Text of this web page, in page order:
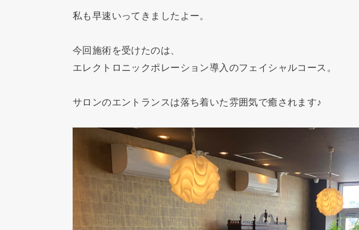
私も早速いってきましたよー。
今回施術を受けたのは、
エレクトロニックポレーション導入のフェイシャルコース。
サロンのエントランスは落ち着いた雰囲気で癒されます♪